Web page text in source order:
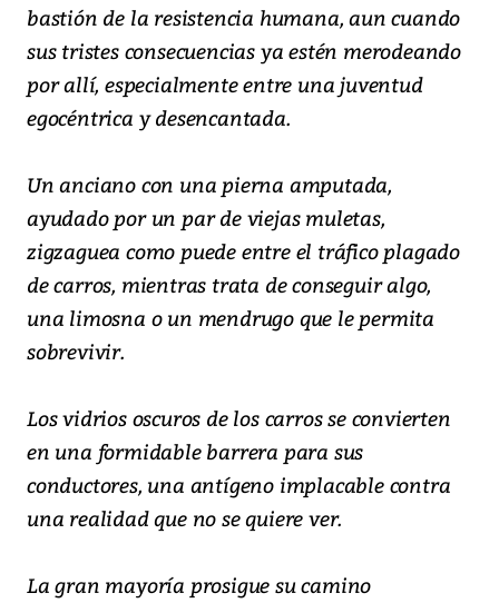
bastión de la resistencia humana, aun cuando
sus tristes consecuencias ya estén merodeando
por allí, especialmente entre una juventud
egocéntrica y desencantada.
Un anciano con una pierna amputada,
ayudado por un par de viejas muletas,
zigzaguea como puede entre el tráfico plagado
de carros, mientras trata de conseguir algo,
una limosna o un mendrugo que le permita
sobrevivir.
Los vidrios oscuros de los carros se convierten
en una formidable barrera para sus
conductores, una antígeno implacable contra
una realidad que no se quiere ver.
La gran mayoría prosigue su camino